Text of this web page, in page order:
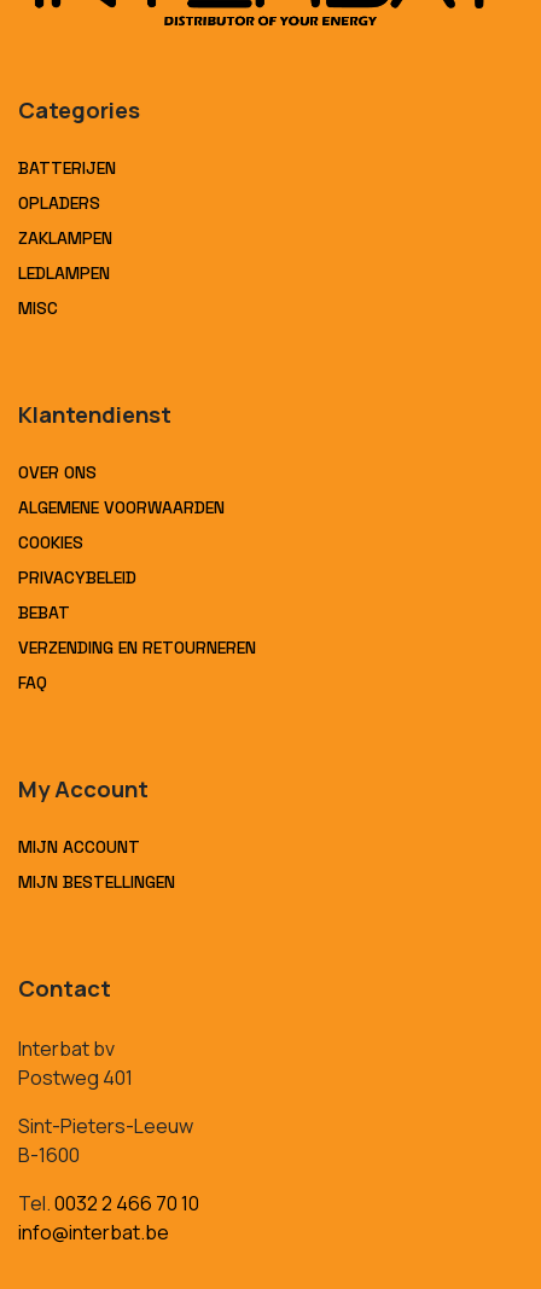
Categories
BATTERIJEN
OPLADERS
ZAKLAMPEN
LEDLAMPEN
MISC
Klantendienst
OVER ONS
ALGEMENE VOORWAARDEN
COOKIES
PRIVACYBELEID
BEBAT
VERZENDING EN RETOURNEREN
FAQ
My Account
MIJN ACCOUNT
MIJN BESTELLINGEN
Contact
Interbat bv
Postweg 401
Sint-Pieters-Leeuw
B-1600
Tel.0032 2 466 70 10
info@interbat.be